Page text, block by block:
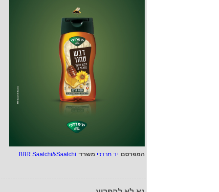
המפרסם: יד מרדכי משרד:
BBR Saatchi&Saatchi